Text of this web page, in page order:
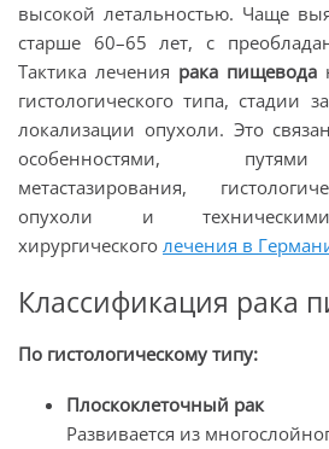
высокой летальностью. Чаще
старше 60–65 лет, с
Тактика лечения рака пищевода
гистологического типа, стадии
локализации опухоли. Это
особенностями,
метастазирования,
опухоли и
хирургического лечения в
Классификация рака
По гистологическому типу:
Плоскоклеточный рак
Развивается из